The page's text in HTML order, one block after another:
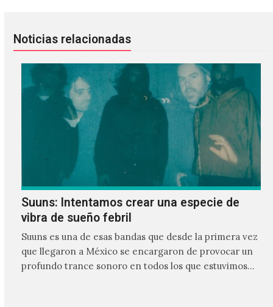
Noticias relacionadas
Suuns: Intentamos crear una especie de
vibra de sueño febril
Suuns es una de esas bandas que desde la primera vez
que llegaron a México se encargaron de provocar un
profundo trance sonoro en todos los que estuvimos